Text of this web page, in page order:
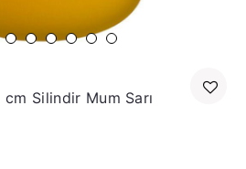
Silindir Mum Sarı